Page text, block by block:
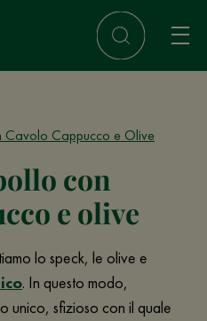
Cavolo Cappucco e Olive
con
e olive
lo speck, le olive e
. In questo modo,
unico, sfizioso con il quale